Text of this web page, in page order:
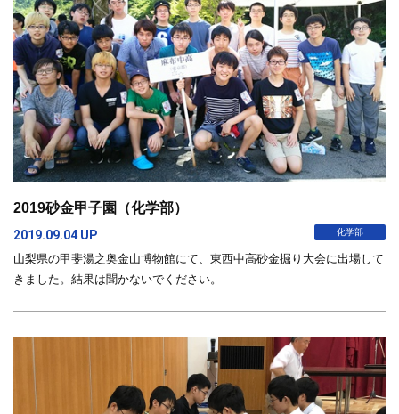
2019砂金甲子園（化学部）
2019.09.04 UP 化学部
山梨県の甲斐湯之奥金山博物館にて、東西中高砂金掘り大会に出場して
きました。結果は聞かないでください。